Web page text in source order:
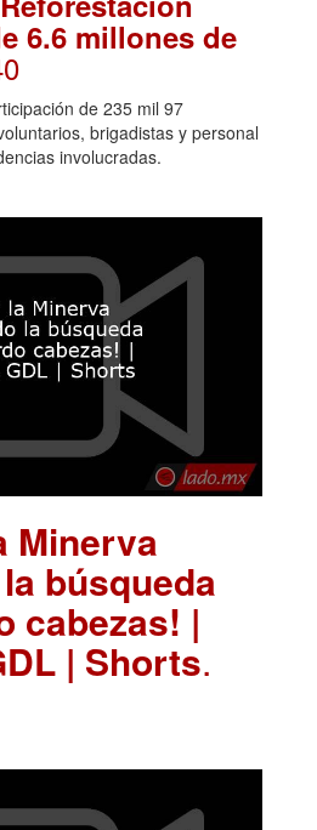
6.6 millones de
de 235 mil 97
brigadistas y personal
involucradas.
Minerva
búsqueda
cabezas! |
| Shorts.